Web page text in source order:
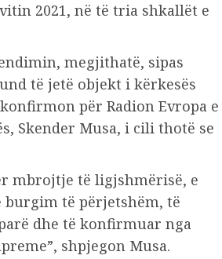
2021, në të tria shkallët e
megjithatë, sipas
të jetë objekt i kërkesës
për Radion Evropa e
Skender Musa, i cili thotë se
mbrojtje të ligjshmërisë, e
të përjetshëm, të
dhe të konfirmuar nga
shpjegon Musa.